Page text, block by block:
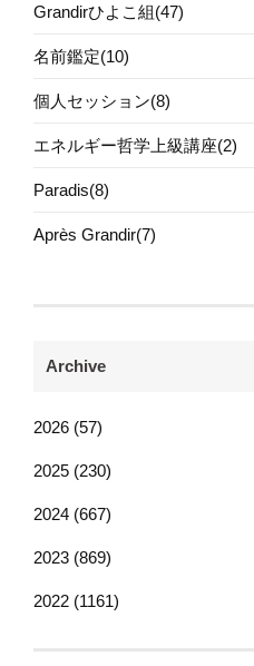
Grandirひよこ組(47)
名前鑑定(10)
個人セッション(8)
エネルギー哲学上級講座(2)
Paradis(8)
Après Grandir(7)
Archive
2026 (57)
2025 (230)
2024 (667)
2023 (869)
2022 (1161)